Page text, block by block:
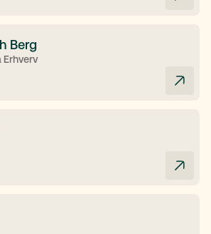
Berg
Erhverv